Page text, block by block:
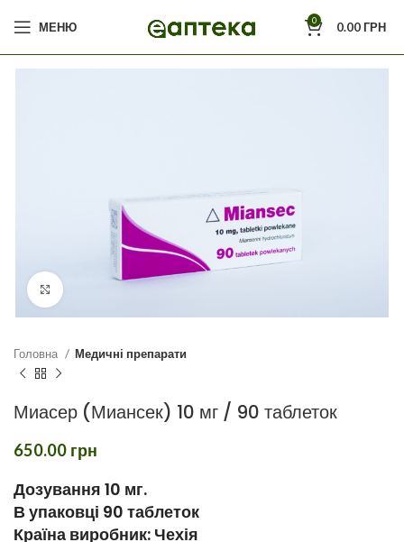
МЕНЮ 0 0.00ГРН
Головна Медичні препарати
Миасер (Миансек) 10 мг / 90 таблеток
650.00 грн
Дозування 10 мг.
В упаковці 90 таблеток
Країна виробник: Чехія